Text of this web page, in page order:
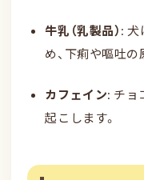
牛乳（乳製品）: 犬
め、下痢や嘔吐の
カフェイン: チョ
起こします。